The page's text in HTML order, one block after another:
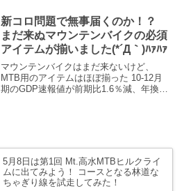
付きましたよ。ひょっとして、ZWIFTの
ペースパートナー、メチャクチャ効果出
ているのでは(◎_◎;)！？ ウソかホント
か、赤城オフロードで感じたZWIFTのペ
ースパートナーの効果を振り返ります！
新コロ問題で無事届くのか！？
まだ来ぬマウンテンバイクの必須
アイテムが揃いました(*´Д｀)ﾊｧﾊｧ
マウンテンバイクはまだ来ないけど、
MTB用のアイテムはほぼ揃った 10-12月
期のGDP速報値が前期比1.6％減、年換算
5月8日は第1回 Mt.高水MTBヒルクライ
ムに出てみよう！ コースとなる林道な
ちゃぎり線を試走してみた！